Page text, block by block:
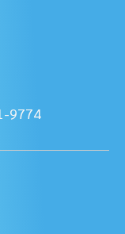
9774